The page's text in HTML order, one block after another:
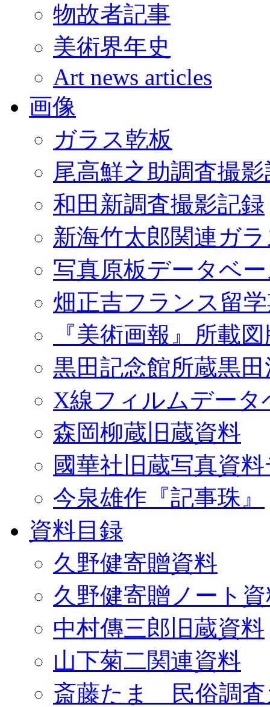
物故者記事
美術界年史
Art news articles
画像
ガラス乾板
尾高鮮之助調査撮
和田新調査撮影記録
新海竹太郎関連ガ
写真原板データベ
畑正吉フランス留
『美術画報』所載
黒田記念館所蔵黒
X線フィルムデータ
森岡柳蔵旧蔵資料
國華社旧蔵写真資
今泉雄作『記事珠』
資料目録
久野健寄贈資料
久野健寄贈ノート
中村傳三郎旧蔵資料
山下菊二関連資料
斎藤たま 民俗調査